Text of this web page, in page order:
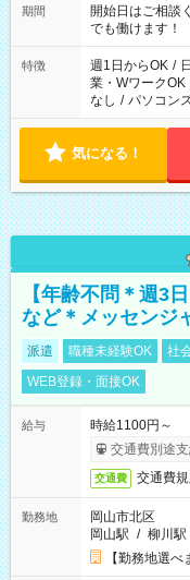
合わせ週40時間
週20時間以上勤
派遣法（日雇い
業はご案内が難
期間
開始日はご相
でも働けます！
特徴 週1日からOK /
業・WワークOK
なし / パソコン
気になる！
【年齢不問＊週3
など＊メッセンジ
派遣 職種未経験OK 社
WEB登録・面接OK
給与
時給1100円～
交通費別途支
交通費 交通費
勤務地
岡山市北区
岡山駅 / 柳川駅
【勤務地選